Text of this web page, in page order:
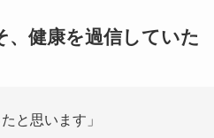
健康を過信していた
と思います」